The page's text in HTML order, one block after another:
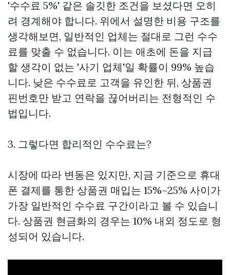
'수수료 5%' 같은 솔깃한 조건을 보셨다면 오히
려 경계해야 합니다. 위에서 설명한 비용 구조를
생각해보면, 일반적인 업체는 절대로 그런 수수
료를 맞출 수 없습니다. 이는 애초에 돈을 지급
할 생각이 없는 '사기 업체'일 확률이 99% 높습
니다. 낮은 수수료로 고객을 유인한 뒤, 상품권
핀번호만 받고 연락을 끊어버리는 전형적인 수
법입니다.
3. 그렇다면 합리적인 수수료는?
시장에 따라 변동은 있지만, 지금 기준으로 휴대
폰 결제를 통한 상품권 매입는 15%~25% 사이가
가장 일반적인 수수료 구간이라고 볼 수 있습니
다. 상품권 현금화의 경우는 10% 내외 정도로 형
성되어 있습니다.